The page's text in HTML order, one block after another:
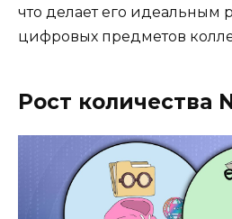
что делает его идеальным
цифровых предметов
Рост количества